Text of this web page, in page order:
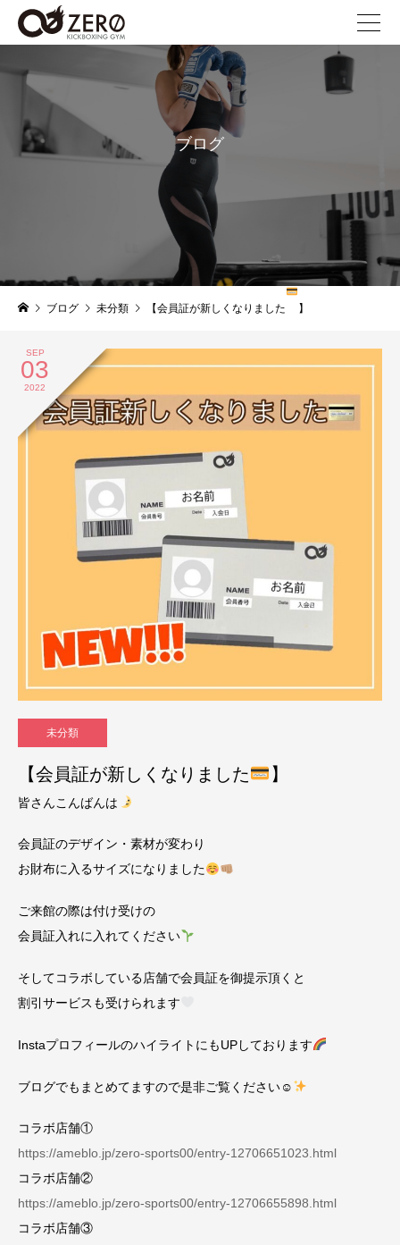
blog
ブログ
ブログ 未分類 【会員証が新しくなりました 】
SEP
03
2022
未分類
【会員証が新しくなりました 】
皆さんこんばんは
会員証のデザイン・素材が変わり
お財布に入るサイズになりました
ご来館の際は付け受けの
会員証入れに入れてください
そしてコラボしている店舗で会員証を御提示頂くと
割引サービスも受けられます
InstaプロフィールのハイライトにもUPしております
ブログでもまとめてますので是非ご覧ください☺︎
コラボ店舗①
https://ameblo.jp/zero-sports00/entry-12706651023.html
コラボ店舗②
https://ameblo.jp/zero-sports00/entry-12706655898.html
コラボ店舗③